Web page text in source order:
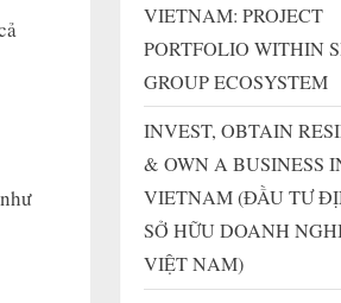
VIETNAM: PROJECT
PORTFOLIO WITHIN
GROUP ECOSYSTEM
INVEST, OBTAIN
& OWN A BUSINESS
VIETNAM (ĐẦU TƯ
SỞ HỮU DOANH
VIỆT NAM)